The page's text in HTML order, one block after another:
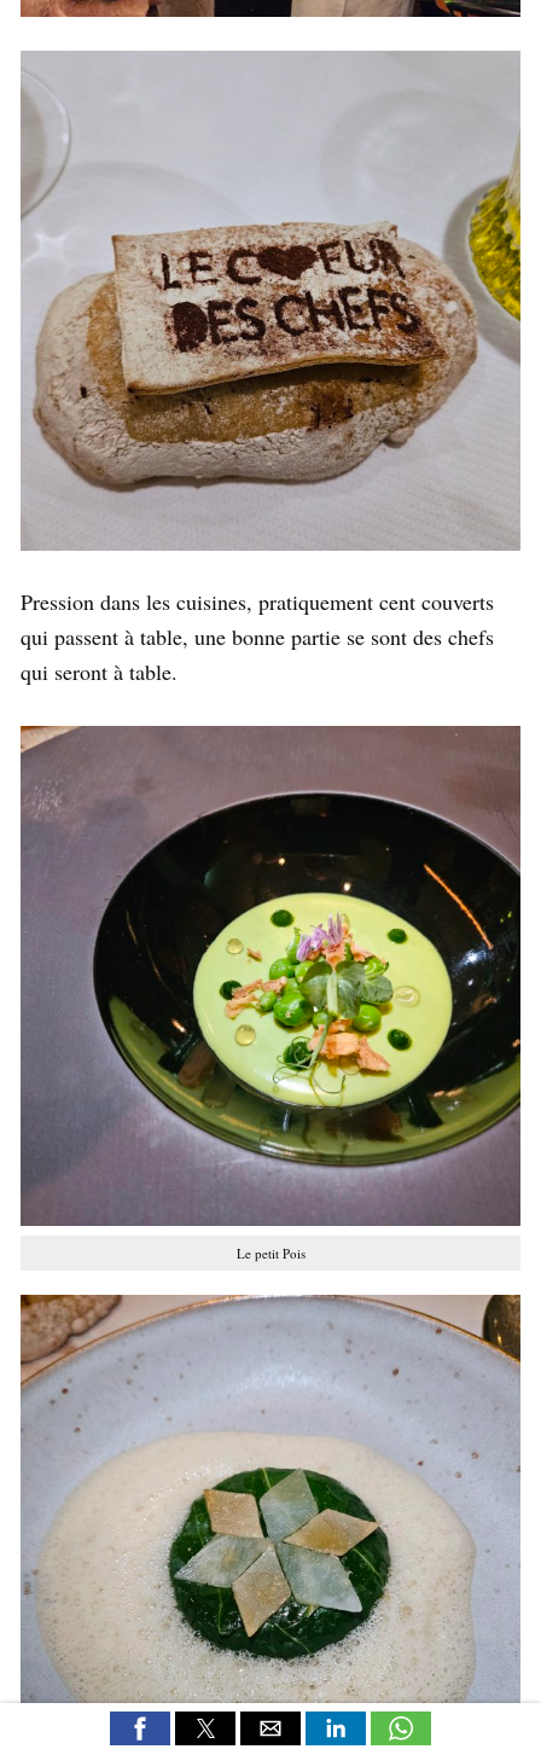
Pression dans les cuisines, pratiquement cent couverts
qui passent à table, une bonne partie se sont des chefs
qui seront à table.
Le petit Pois